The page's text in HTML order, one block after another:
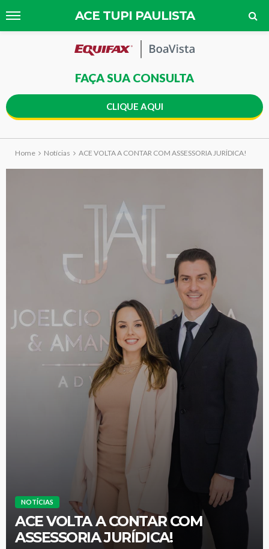
ACE TUPI PAULISTA
FAÇA SUA CONSULTA
CLIQUE AQUI
Home Notícias ACE VOLTA A CONTAR COM ASSESSORIA JURÍDICA!
NOTÍCIAS
ACE VOLTA A CONTAR COM
ASSESSORIA JURÍDICA!